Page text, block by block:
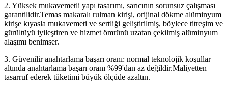
2. Yüksek mukavemetli yapı tasarımı, sarıcının sorunsuz çalışması
garantilidir.Temas makaralı rulman kirişi, orijinal dökme alüminyum
kirişe kıyasla mukavemeti ve sertliği geliştirilmiş, böylece titreşim ve
gürültüyü iyileştiren ve hizmet ömrünü uzatan çekilmiş alüminyum
alaşımı benimser.
3. Güvenilir anahtarlama başarı oranı: normal teknolojik koşullar
altında anahtarlama başarı oranı %99'dan az değildir.Maliyetten
tasarruf ederek tüketimi büyük ölçüde azaltın.